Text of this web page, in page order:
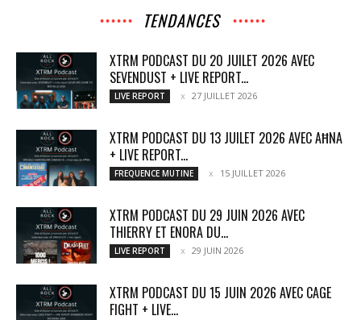
TENDANCES
XTRM PODCAST DU 20 JUILET 2026 AVEC
SEVENDUST + LIVE REPORT...
LIVE REPORT 27 JUILLET 2026
XTRM PODCAST DU 13 JUILET 2026 AVEC AĦNA
+ LIVE REPORT...
FREQUENCE MUTINE 15 JUILLET 2026
XTRM PODCAST DU 29 JUIN 2026 AVEC
THIERRY ET ENORA DU...
LIVE REPORT 29 JUIN 2026
XTRM PODCAST DU 15 JUIN 2026 AVEC CAGE
FIGHT + LIVE...